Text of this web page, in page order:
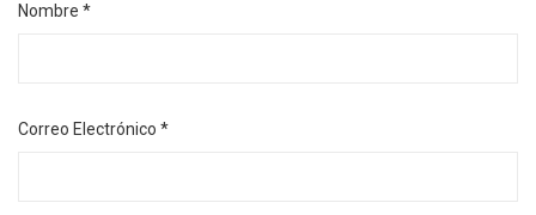
Nombre *
Correo Electrónico *